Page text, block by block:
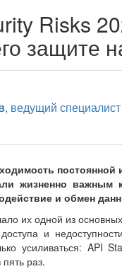
Risks
защите
, ведущий
жизненно важным
и обмен
их одной из
и
усиливаться: API
раз.